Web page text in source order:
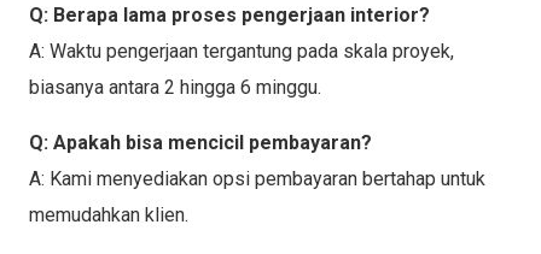
Q: Berapa lama proses pengerjaan interior?
A: Waktu pengerjaan tergantung pada skala proyek,
biasanya antara 2 hingga 6 minggu.
Q: Apakah bisa mencicil pembayaran?
A: Kami menyediakan opsi pembayaran bertahap untuk
memudahkan klien.